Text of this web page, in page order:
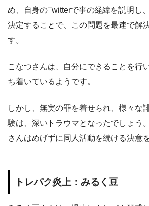
め、自身のTwitterで事の経緯を説明し
決定することで、この問題を最速で解
す。
こなつさんは、自分にできることを行
ち着いているようです。
しかし、無実の罪を着せられ、様々な
験は、深いトラウマとなったでしょう
さんはめげずに同人活動を続ける決意
トレパク炎上：みるく豆